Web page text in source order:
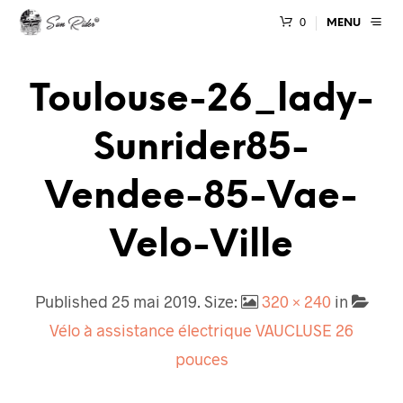
0 MENU
Toulouse-26_lady-
Sunrider85-
Vendee-85-Vae-
Velo-Ville
Published 25 mai 2019. Size: 320 × 240in
Vélo à assistance électrique VAUCLUSE 26
pouces